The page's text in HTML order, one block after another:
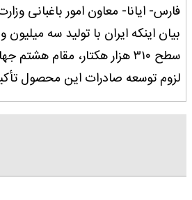
فارس- ایانا- معاون امور باغبانی
سطح ۳۱۰ هزار هکتار، مقام هشتم
لزوم توسعه صادرات این محصول